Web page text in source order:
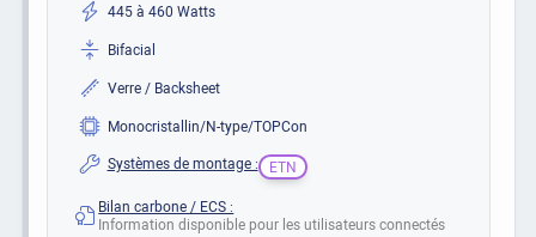
445 à 460 Watts
Bifacial
Verre / Backsheet
Monocristallin/N-type/TOPCon
Systèmes de montage :
ETN
Bilan carbone / ECS :
Information disponible pour les utilisateurs connectés